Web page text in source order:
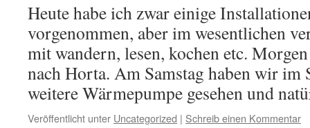
Heute habe ich zwar einige
vorgenommen, aber im wesentlichen
mit wandern, lesen, kochen etc.
nach Horta. Am Samstag haben wir im
weitere Wärmepumpe gesehen und
Veröffentlicht unter Uncategorized | Schreib einen Kommentar